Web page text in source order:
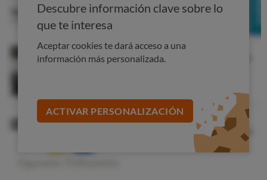
Descubre información clave sobre lo
que te interesa
Aceptar cookies te dará acceso a una
información más personalizada.
ACTIVAR PERSONALIZACIÓN